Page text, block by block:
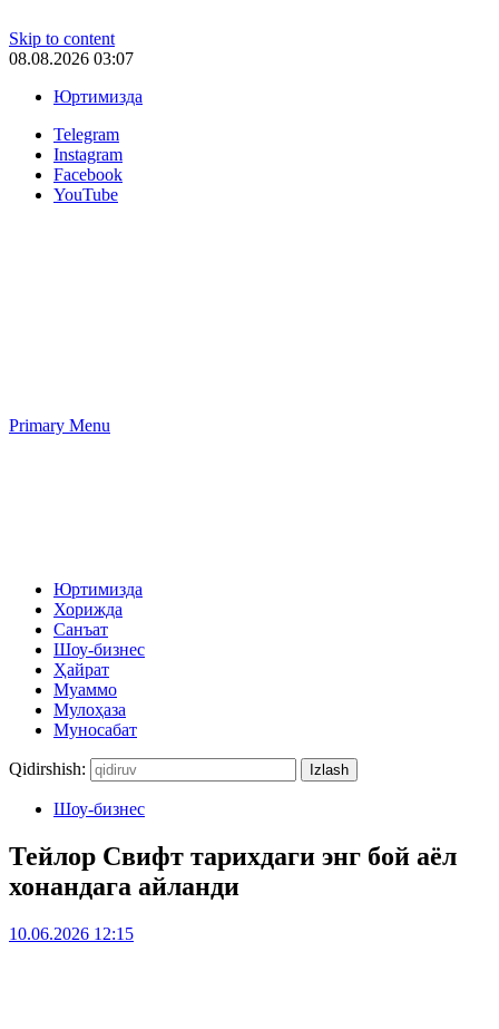
Skip to content
08.08.2026 03:07
Юртимизда
Telegram
Instagram
Facebook
YouTube
Primary Menu
Юртимизда
Хорижда
Санъат
Шоу-бизнес
Ҳайрат
Муаммо
Мулоҳаза
Муносабат
Qidirshish:
Шоу-бизнес
Тейлор Свифт тарихдаги энг бой аёл
хонандага айланди
10.06.2026 12:15